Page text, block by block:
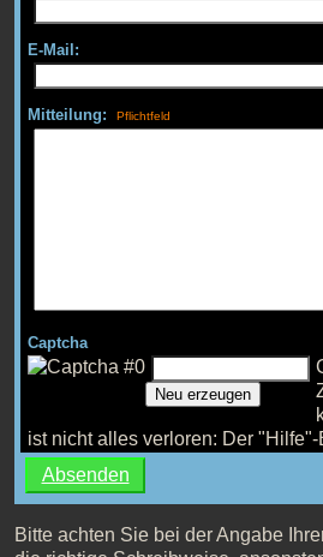
E-Mail:
Mitteilung:
Captcha
Neu erzeugen
ist nicht alles verloren: Der "Hilfe"-
Bitte achten Sie bei der Angabe